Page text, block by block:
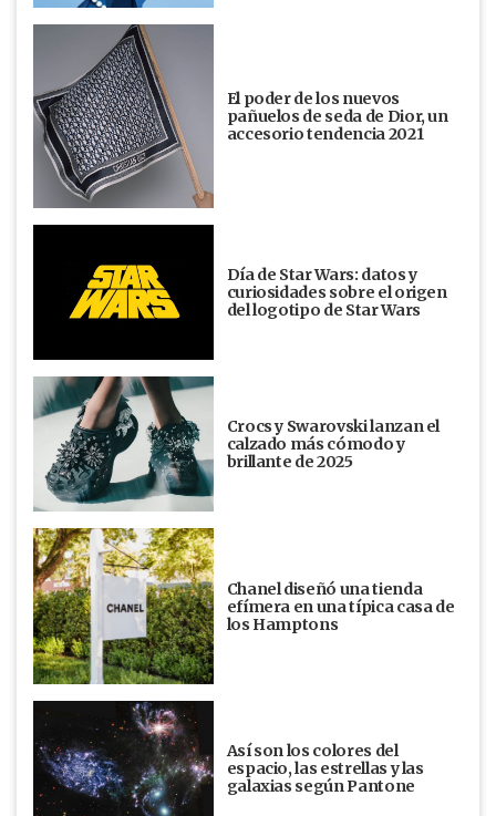
El poder de los nuevos
pañuelos de seda de Dior, un
accesorio tendencia 2021
Día de Star Wars: datos y
curiosidades sobre el origen
del logotipo de Star Wars
Crocs y Swarovski lanzan el
calzado más cómodo y
brillante de 2025
Chanel diseñó una tienda
efímera en una típica casa de
los Hamptons
Así son los colores del
espacio, las estrellas y las
galaxias según Pantone